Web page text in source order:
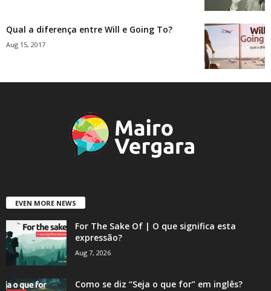
Qual a diferença entre Will e Going To?
Aug 15, 2017
EVEN MORE NEWS
For The Sake Of | O que significa esta
expressão?
Aug 7, 2026
Como se diz “Seja o que for” em inglês?